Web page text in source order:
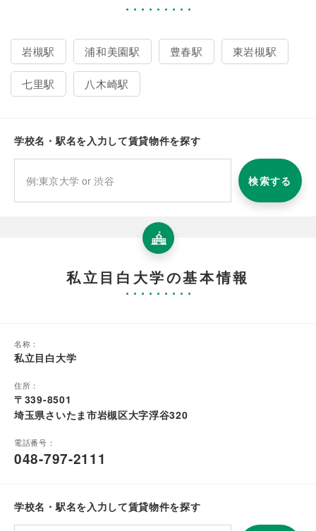
岩槻駅 浦和美園駅 豊春駅 東岩槻駅
七里駅 八木崎駅
学校名・駅名を入力して賃貸物件を探す
検索する
私立目白大学の基本情報
名称：
私立目白大学
住所：
〒339-8501
埼玉県さいたま市岩槻区大字浮谷320
電話番号：
048-797-2111
学校名・駅名を入力して賃貸物件を探す